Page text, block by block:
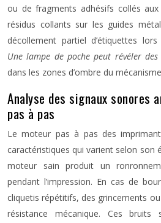
ou de fragments adhésifs collés
résidus collants sur les guides
décollement partiel d’étiquettes
Une lampe de poche peut révéler
dans les zones d’ombre du
Analyse des signaux sonores
pas à pas
Le moteur pas à pas des
caractéristiques qui varient selon son
moteur sain produit un
pendant l’impression. En cas de
cliquetis répétitifs, des grincements
résistance mécanique. Ces bruits